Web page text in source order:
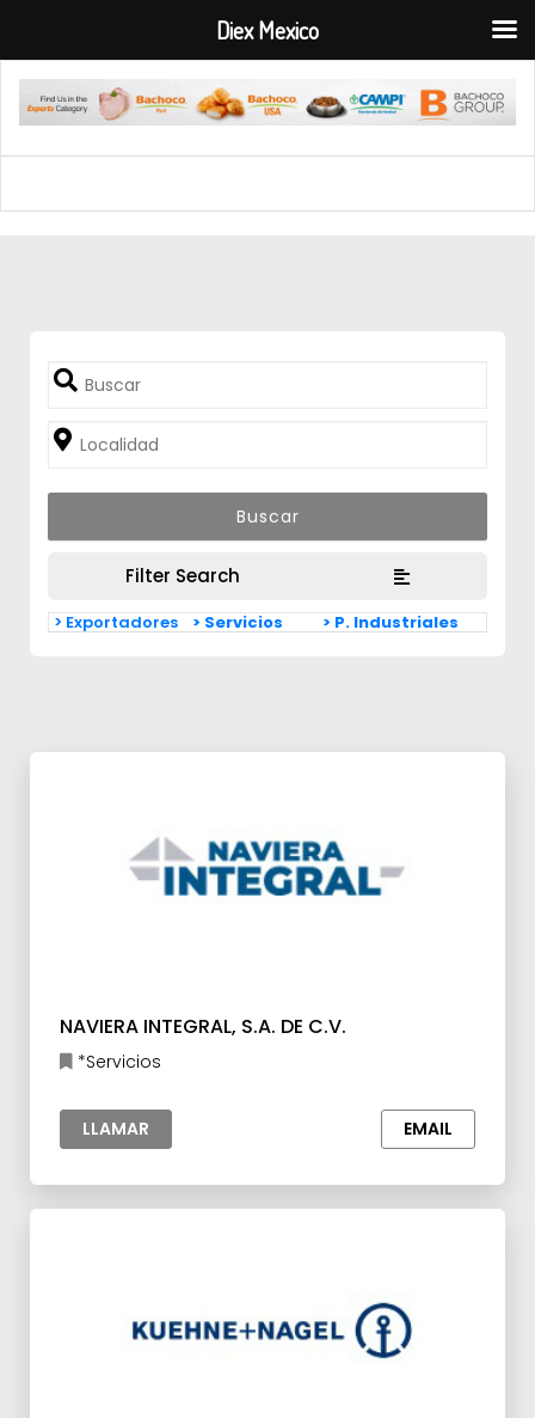
Filter Search
> Exportadores > Servicios > P. Industriales
NAVIERA INTEGRAL, S.A. DE C.V.
*Servicios
LLAMAR EMAIL
Diex Mexico